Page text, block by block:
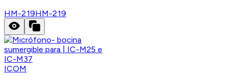
HM-219HM-219
ICOM